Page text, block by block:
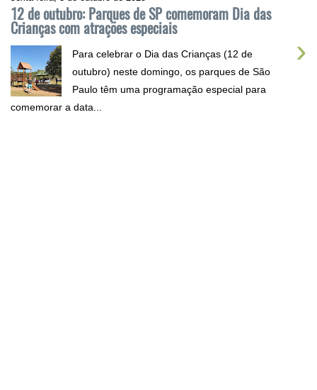
12 de outubro: Parques de SP comemoram Dia das
Crianças com atrações especiais
›
Para celebrar o Dia das Crianças (12 de
outubro) neste domingo, os parques de São
Paulo têm uma programação especial para
comemorar a data...